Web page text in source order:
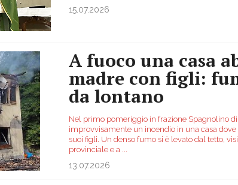
15.07.2026
A fuoco una casa
madre con figli:
da lontano
Nel primo pomeriggio in frazione Spagnolino
improvvisamente un incendio in una casa
suoi figli. Un denso fumo si è levato dal tetto,
provinciale e a
13.07.2026